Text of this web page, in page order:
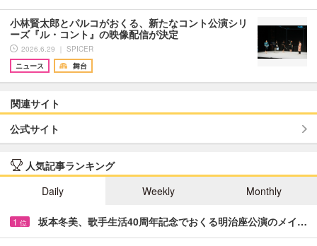
小林賢太郎とパルコがおくる、新たなコント公演シリ
ーズ『ル・コント』の映像配信が決定
2026.6.29 ｜ SPICER
ニュース
舞台
関連サイト
公式サイト
人気記事ランキング
Daily
Weekly Monthly
1 位 坂本冬美、歌手生活40周年記念でおくる明治座公演のメイ…